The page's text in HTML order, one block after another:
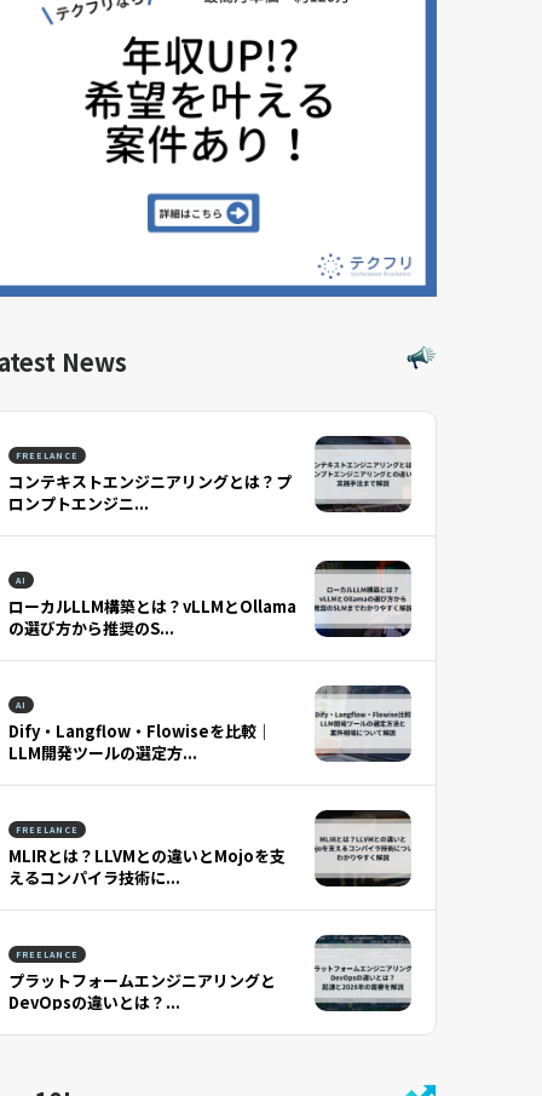
News
FREELANCE
コンテキストエンジニアリングとは？プ
ロンプトエンジニ...
AI
ローカルLLM構築とは？vLLMとOllama
の選び方から推奨のS...
AI
Dify・Langflow・Flowiseを比較｜
LLM開発ツールの選定方...
FREELANCE
MLIRとは？LLVMとの違いとMojoを支
えるコンパイラ技術に...
FREELANCE
プラットフォームエンジニアリングと
DevOpsの違いとは？...